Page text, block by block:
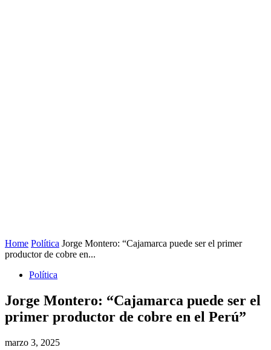
Home Política Jorge Montero: “Cajamarca puede ser el primer
productor de cobre en...
Política
Jorge Montero: “Cajamarca puede ser el
primer productor de cobre en el Perú”
marzo 3, 2025